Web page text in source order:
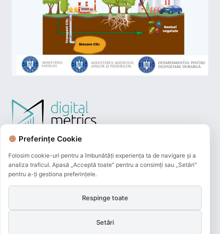
Plățile online efectuate pe acest site
și beneficiază de 3D-Secure.
Preferințe Cookie
Folosim cookie-uri pentru a îmbunătăți experiența ta de navigare și a
analiza traficul. Apasă „Acceptă toate" pentru a consimți sau „Setări"
pentru a-ți gestiona preferințele.
Respinge toate
Setări